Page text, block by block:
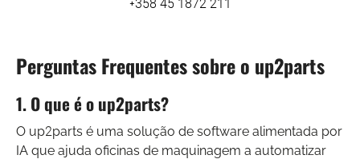
+358 45 1872 211
Perguntas Frequentes sobre o up2parts
1. O que é o up2parts?
O up2parts é uma solução de software alimentada por
IA que ajuda oficinas de maquinagem a automatizar